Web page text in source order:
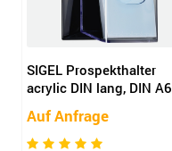
SIGEL Prospekthalter
acrylic DIN lang, DIN A6
Auf Anfrage